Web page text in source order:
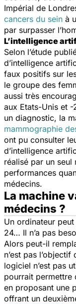
Impérial de
cancers du sein à
par surpasser
L’intelligence
Selon l’étude
d’intelligence
faux positifs sur
le groupe des
aussi très
aux Etats-Unis et
un diagnostic, la
mammographie
ont pu consulter
d’intelligence
réalisé par un
performances
médecins.
La machine
médecins ?
Un ordinateur
24… Il n’a pas
Alors peut-il
n’est pas
logiciel n’est pas
pourrait permettre
en proposant une
offrant un